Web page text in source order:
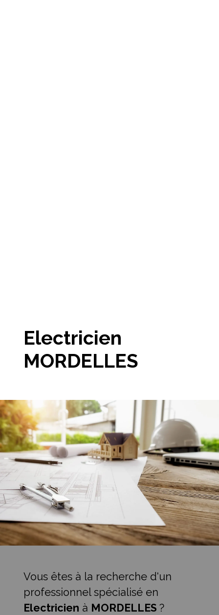
Electricien
MORDELLES
Vous êtes à la recherche d'un
professionnel spécialisé en
Electricien à MORDELLES ?